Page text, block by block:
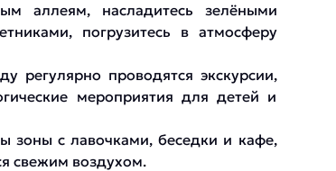
аллеям, насладитесь зелёными
погрузитесь в атмосферу
регулярно проводятся экскурсии,
мероприятия для детей и
зоны с лавочками, беседки и кафе,
свежим воздухом.